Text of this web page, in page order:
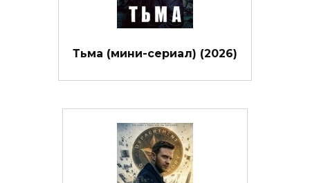
Тьма (мини-сериал) (2026)